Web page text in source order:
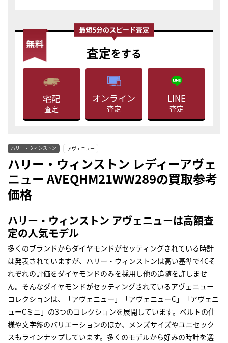
査定をする
宅配
査定
オンライン
査定
LINE
査定
ハリー・ウィンストン アヴェニュー
ハリー・ウィンストン レディーアヴェ
ニュー AVEQHM21WW289の買取参考
価格
ハリー・ウィンストン アヴェニューは高額査
定の人気モデル
多くのブランドからダイヤモンドがセッティングされている時計
は発表されていますが、ハリー・ウィンストンは高い基準で4Cそ
れぞれの評価をダイヤモンドのみを採用し他の追随を許しませ
ん。そんなダイヤモンドがセッティングされているアヴェニュー
コレクションは、「アヴェニュー」「アヴェニューC」「アヴェニ
ューCミニ」の3つのコレクションを展開しています。ベルトの仕
様や文字盤のバリエーションのほか、メンズサイズやユニセック
スもラインナップしています。多くのモデルから好みの時計を選